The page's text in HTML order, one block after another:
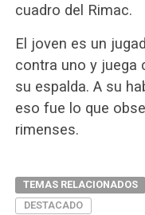
cuadro del Rimac.
El joven es un
contra uno y juega
su espalda. A su
eso fue lo que
rimenses.
TEMAS RELACIONADOS
DESTACADO